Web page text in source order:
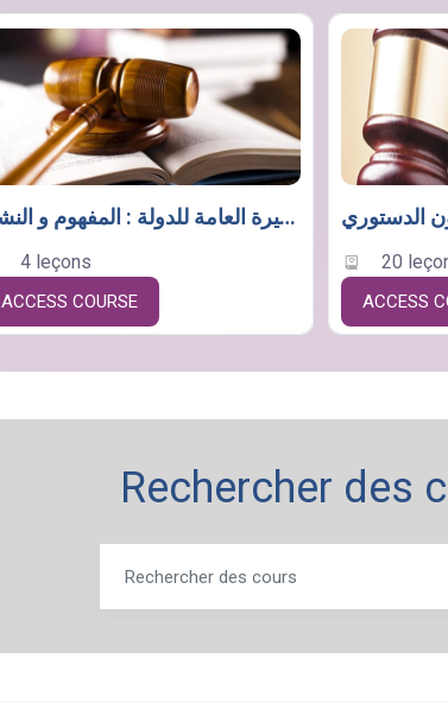
محاضرات في النظيرة العامة للدولة : المفهوم و النشأة
4 leçons
ACCESS COURSE
الدستوري
20
ACCESS
Rechercher des